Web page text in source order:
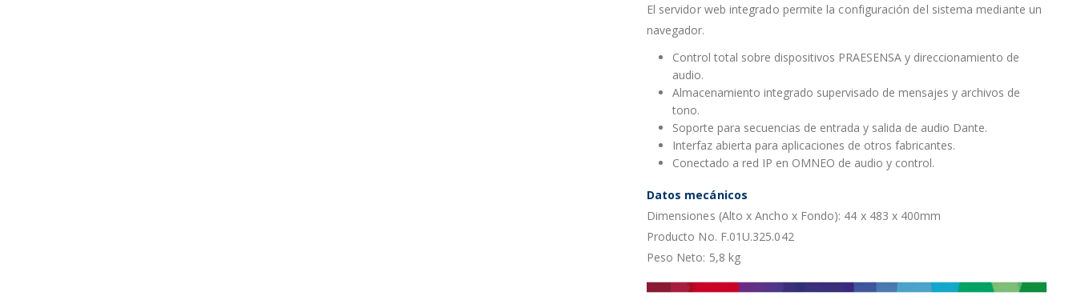
El servidor web integrado permite la configuración del sistema mediante un
navegador.
Control total sobre dispositivos PRAESENSA y direccionamiento de
audio.
Almacenamiento integrado supervisado de mensajes y archivos de
tono.
Soporte para secuencias de entrada y salida de audio Dante.
Interfaz abierta para aplicaciones de otros fabricantes.
Conectado a red IP en OMNEO de audio y control.
Datos mecánicos
Dimensiones (Alto x Ancho x Fondo): 44 x 483 x 400mm
Producto No. F.01U.325.042
Peso Neto: 5,8 kg